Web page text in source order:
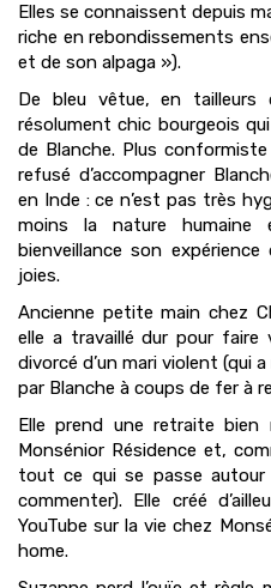
Elles se connaissent depuis
riche en rebondissements
et de son alpaga »).
De bleu vêtue, en
résolument chic bourgeois
de Blanche. Plus
refusé d’accompagner
en Inde : ce n’est pas très
moins la nature
bienveillance son
joies.
Ancienne petite main chez
elle a travaillé dur pour
divorcé d’un mari violent (qui
par Blanche à coups de fer à
Elle prend une retraite bien
Monsénior Résidence et,
tout ce qui se passe autour
commenter). Elle créé
YouTube sur la vie chez
home.